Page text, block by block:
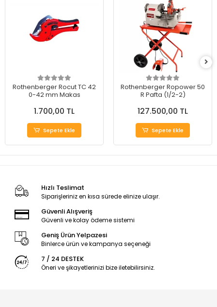
Rothenberger Rocut TC 42
0-42 mm Makas
1.700,00 TL
Sepete Ekle
Rothenberger Ropower 50
R Pafta (1/2-2)
127.500,00 TL
Sepete Ekle
Hızlı Teslimat
Siparişleriniz en kısa sürede elinize ulaşır.
Güvenli Alışveriş
Güvenli ve kolay ödeme sistemi
Geniş Ürün Yelpazesi
Binlerce ürün ve kampanya seçeneği
7 / 24 DESTEK
Öneri ve şikayetlerinizi bize iletebilirsiniz.